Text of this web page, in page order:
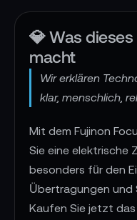
💎 Was
macht
Wir erklären
klar, menschlich,
Mit dem Fujinon
Sie eine elektrische
besonders für den
Übertragungen und
Kaufen Sie jetzt das